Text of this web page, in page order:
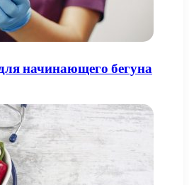
начинающего бегуна